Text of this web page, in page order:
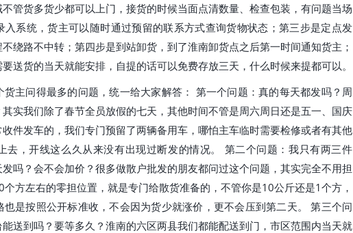
管货多货少都可以上门，接货的时候当面点清数量、检查包装，有问题当场
入系统，货主可以随时通过预留的联系方式查询货物状态；第三步是定点发
绕路不中转；第四步是到站卸货，到了淮南卸货点之后第一时间通知货主；
送货的当天就能安排，自提的话可以免费存放三天，什么时候来提都可以。
主问得最多的问题，统一给大家解答： 第一个问题：真的每天都发吗？周
实我们除了春节全员放假的七天，其他时间不管是周六周日还是五一、国庆
件发车的，我们专门预留了两辆备用车，哪怕主车临时需要检修或者有其他
去，开线这么久从来没有出现过断发的情况。 第二个问题：我只有两三件
吗？会不会加价？很多做散户批发的朋友都问过这个问题，其实完全不用担
方左右的零担位置，就是专门给散货准备的，不管你是10公斤还是1个方，
是按照公开标准收，不会因为货少就涨价，更不会压到第二天。 第三个问
送到吗？要等多久？淮南的六区两县我们都能配送到门，市区范围内当天就